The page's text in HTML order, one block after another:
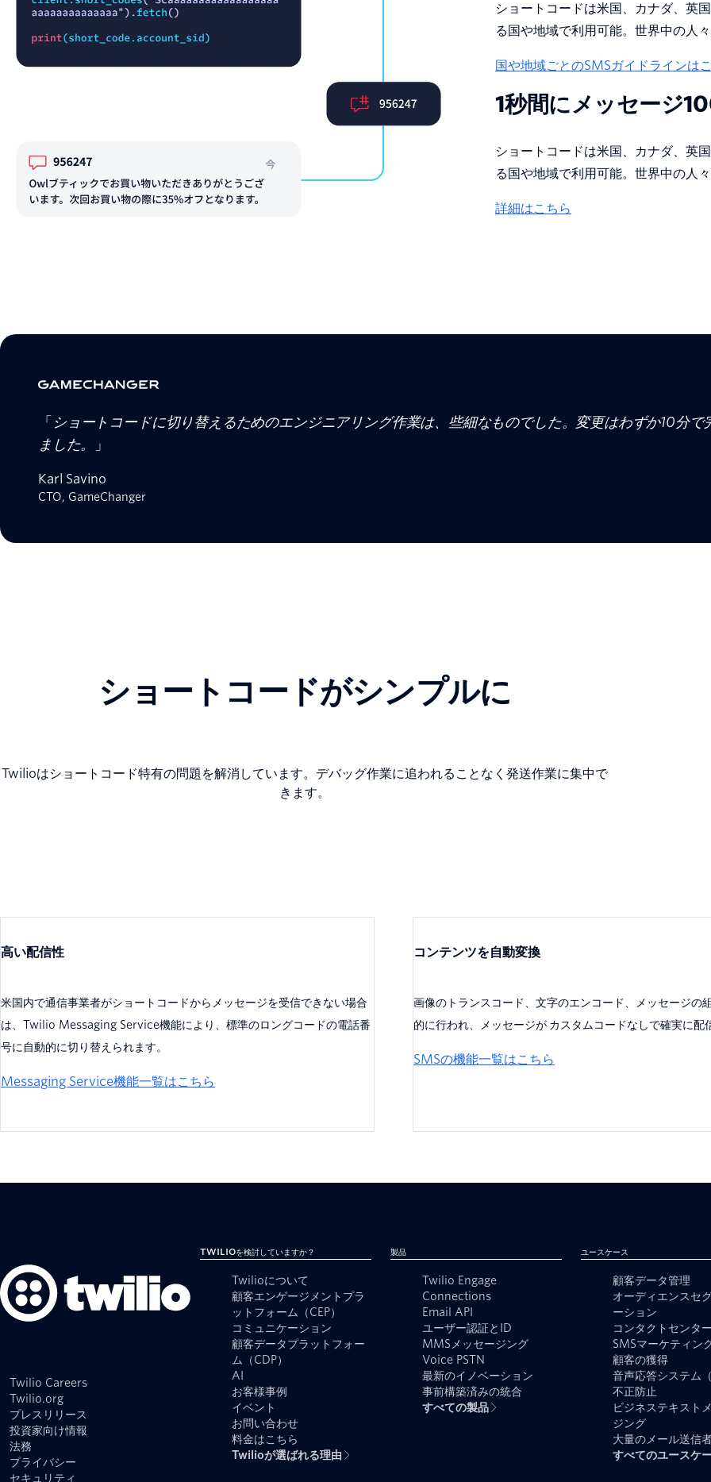
ショートコードは米国、カナダ、英
る国や地域で利用可能。世界中の人
国や地域ごとのSMSガイドラインは
1秒間にメッセージ
ショートコードは米国、カナダ、英
る国や地域で利用可能。世界中の人
詳細はこちら
「 ショートコードに切り替えるためのエンジニアリング作業は、些細なものでした。変更はわずか10分で
ました。
」
Karl Savino
CTO, GameChanger
ショートコードがシンプルに
Twilioはショートコード特有の問題を解消しています。デバッグ作業に追われることなく発送作業に集中で
きます。
高い配信性
米国内で通信事業者がショートコードからメッセージを受信できない場合
は、Twilio Messaging Service機能により、標準のロングコードの電話番
号に自動的に切り替えられます。
Messaging Service機能一覧はこちら
コンテンツを自動変換
画像のトランスコード、文字のエンコード、メッセージの
的に行われ、メッセージが カスタムコードなしで確実に配
SMSの機能一覧はこちら
Twilio Careers
Twilio.org
プレスリリース
投資家向け情報
法務
プライバシー
セキュリティ
Twilioを検討していますか？
Twilioについて
顧客エンゲージメントプラ
ットフォーム（CEP）
コミュニケーション
顧客データプラットフォー
ム（CDP）
AI
お客様事例
イベント
お問い合わせ
料金はこちら
Twilioが選ばれる理由
製品
Twilio Engage
Connections
Email API
ユーザー認証とID
MMSメッセージング
Voice PSTN
最新のイノベーション
事前構築済みの統合
すべての製品
ユースケース
顧客データ管理
オーディエンスセ
ーション
コンタクトセンタ
SMSマーケティン
顧客の獲得
音声応答システム
不正防止
ビジネステキスト
ジング
大量のメール送信
すべてのユースケ